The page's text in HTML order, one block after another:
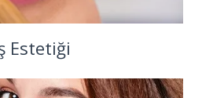
Estetiği